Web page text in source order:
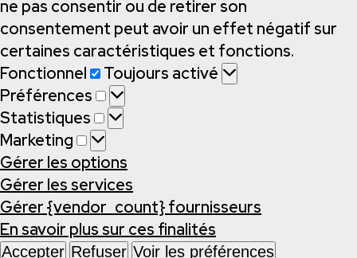
ne pas consentir ou de retirer son
consentement peut avoir un effet négatif sur
certaines caractéristiques et fonctions.
Fonctionnel
Fonctionnel
Toujours activé
Préférences
Préférences
Statistiques
Statistiques
Marketing
Marketing
Gérer les options
Gérer les services
Gérer {vendor_count} fournisseurs
En savoir plus sur ces finalités
Accepter Refuser Voir les préférences